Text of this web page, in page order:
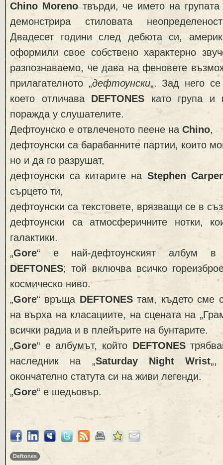
Chino Morenoтвърди, че името на групата
демонстрира стиловата
Двадесет години след дебюта си,
оформили свое собствено характерно
разпознаваемо, че дава на феновете
прилагателното „дефтоунски„. Зад него
което отличава DEFTONES като група и
поражда у слушателите.
Дефтоунско е отвлеченото пеене на Chino,
дефтоунски са барабанните партии, които
но и да го разрушат,
дефтоунски са китарите на Stephen
сърцето ти,
дефтоунски са текстовете, врязващи се в
дефтоунски са атмосферичните нотки,
галактики.
„Gore“ е най-дефтоунският албум в
DEFTONES; той включва всичко
космическо ниво.
„Gore“ връща DEFTONESтам, където сме
на върха на класациите, на сцената на
всички радиа и в плейърите на бунтарите.
„Gore“ е албумът, който DEFTONES
наследник на „Saturday Night Wrist„,
окончателно статута си на живи легенди.
„Gore“ е шедьовър.
Deftones